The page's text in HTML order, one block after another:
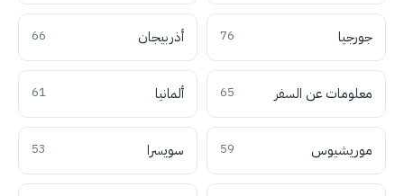
جورجيا 76 أذربيجان 66
معلومات عن السفر 65 ألمانيا 61
موريشيوس 59 سويسرا 53